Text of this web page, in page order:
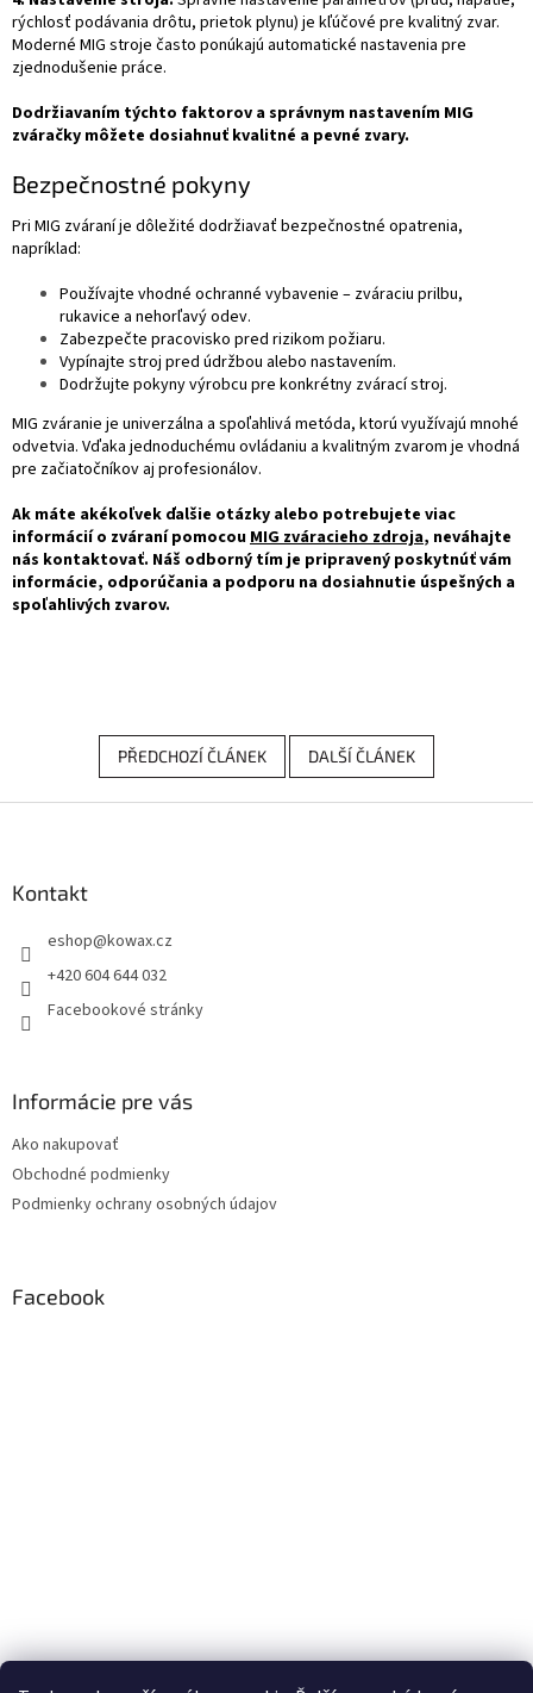
rýchlosť podávania drôtu, prietok plynu) je kľúčové pre kvalitný zvar.
Moderné MIG stroje často ponúkajú automatické nastavenia pre
zjednodušenie práce.
Dodržiavaním týchto faktorov a správnym nastavením MIG
zváračky môžete dosiahnuť kvalitné a pevné zvary.
Bezpečnostné pokyny
Pri MIG zváraní je dôležité dodržiavať bezpečnostné opatrenia,
napríklad:
Používajte vhodné ochranné vybavenie – zváraciu prilbu,
rukavice a nehorľavý odev.
Zabezpečte pracovisko pred rizikom požiaru.
Vypínajte stroj pred údržbou alebo nastavením.
Dodržujte pokyny výrobcu pre konkrétny zvárací stroj.
MIG zváranie je univerzálna a spoľahlivá metóda, ktorú využívajú mnohé
odvetvia. Vďaka jednoduchému ovládaniu a kvalitným zvarom je vhodná
pre začiatočníkov aj profesionálov.
Ak máte akékoľvek ďalšie otázky alebo potrebujete viac
informácií o zváraní pomocouMIG zváracieho zdroja, neváhajte
nás kontaktovať. Náš odborný tím je pripravený poskytnúť vám
informácie, odporúčania a podporu na dosiahnutie úspešných a
spoľahlivých zvarov.
PŘEDCHOZÍ ČLÁNEK DALŠÍ ČLÁNEK
Kontakt
eshop@kowax.cz
+420 604 644 032
Facebookové stránky
Informácie pre vás
Ako nakupovať
Obchodné podmienky
Podmienky ochrany osobných údajov
Facebook